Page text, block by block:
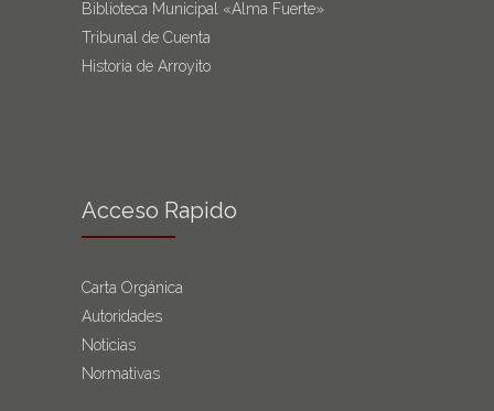
Biblioteca Municipal «Alma Fuerte»
Tribunal de Cuenta
Historia de Arroyito
Acceso Rapido
Carta Orgánica
Autoridades
Noticias
Normativas